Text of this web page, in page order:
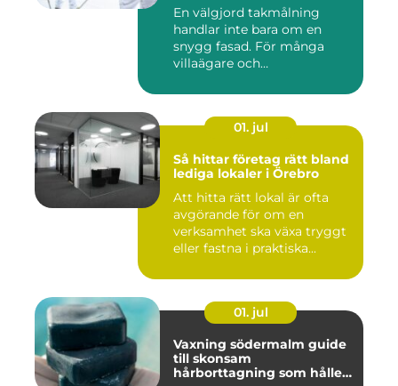
En välgjord takmålning
handlar inte bara om en
snygg fasad. För många
villaägare och
01. jul
Så hittar företag rätt bland
lediga lokaler i Örebro
Att hitta rätt lokal är ofta
avgörande för om en
verksamhet ska växa tryggt
eller fastna i praktiska...
01. jul
Vaxning södermalm guide
till skonsam
hårborttagning som håller